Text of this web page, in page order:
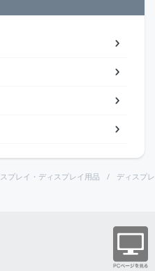
プレイ・ディスプレイ用品 ディスプ